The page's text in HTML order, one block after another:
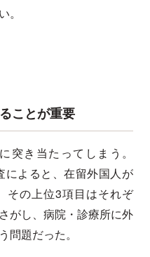
ことが重要
突き当たってしまう。
によると、在留外国人が
その上位3項目はそれぞ
がし、病院・診療所に外
問題だった。